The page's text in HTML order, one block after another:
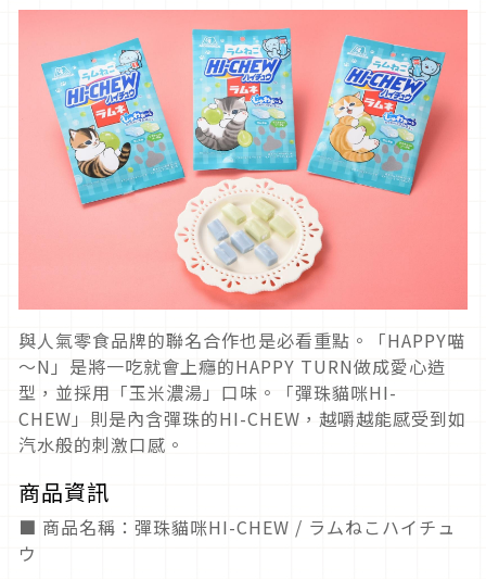
與人氣零食品牌的聯名合作也是必看重點。「HAPPY喵
～N」是將一吃就會上癮的HAPPY TURN做成愛心造
型，並採用「玉米濃湯」口味。「彈珠貓咪HI-
CHEW」則是內含彈珠的HI-CHEW，越嚼越能感受到如
汽水般的刺激口感。
商品資訊
■ 商品名稱：彈珠貓咪HI-CHEW / ラムねこハイチュ
ウ